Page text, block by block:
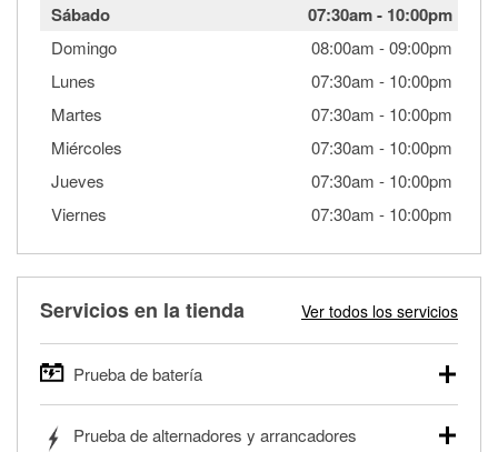
Sábado 07:30am- 10:00pm
Domingo 08:00am -09:00pm
Lunes
07:30am - 10:00pm
Martes
07:30am - 10:00pm
Miércoles
07:30am - 10:00pm
Jueves
07:30am - 10:00pm
Viernes
07:30am - 10:00pm
Servicios en la tienda Ver todos los servicios
Prueba de batería
autos, camionetas, SUVs, vehículos comerciales y
Prueba de alternadores y arrancadores